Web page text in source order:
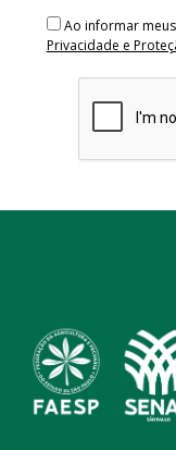
Ao informar
Privacidade e